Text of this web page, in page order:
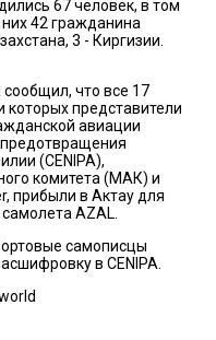
67 человек, в том
42 гражданина
3 - Киргизии.
что все 17
представители
авиации
(CENIPA),
комитета (МАК) и
прибыли в Актау для
AZAL.
самописцы
в CENIPA.